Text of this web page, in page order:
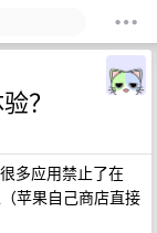
？
多应用禁止了在
苹果自己商店直接